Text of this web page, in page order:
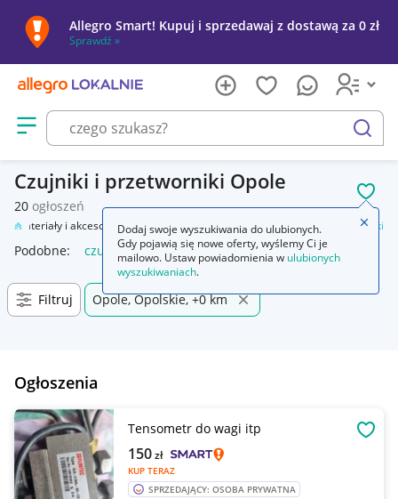
Allegro Smart! Kupuj i sprzedawaj z dostawą za 0 zł
Sprawdź »
Otwórz menu z kategoriami
szukaj
Czujniki i przetworniki Opole
20 ogłoszeń
Materiały i akcesoria Automatyka przemysłowa Czujniki i przetworniki
Podobne: czujniki i przetworniki
Filtruj Opole, Opolskie, +0 km
Ogłoszenia
Tensometr do wagi itp
KUP TERAZ
150zł
SPRZEDAJĄCY: OSOBA PRYWATNA
Dodaj swoje wyszukiwania do ulubionych.
Gdy pojawią się nowe oferty, wyślemy Ci je
mailowo. Ustaw powiadomienia w ulubionych
wyszukiwaniach.